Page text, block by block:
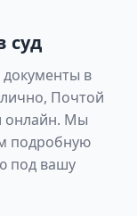
суд
в
Почтой
онлайн. Мы
подробную
под вашу